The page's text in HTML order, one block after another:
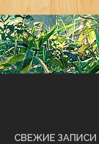
СВЕЖИЕ ЗАПИСИ